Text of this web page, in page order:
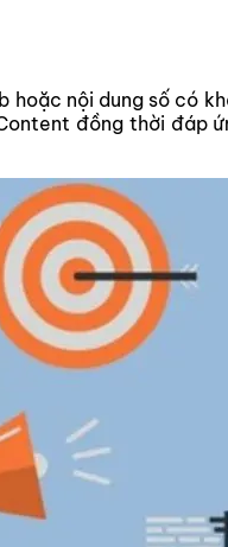
nội dung số có
đồng thời đáp